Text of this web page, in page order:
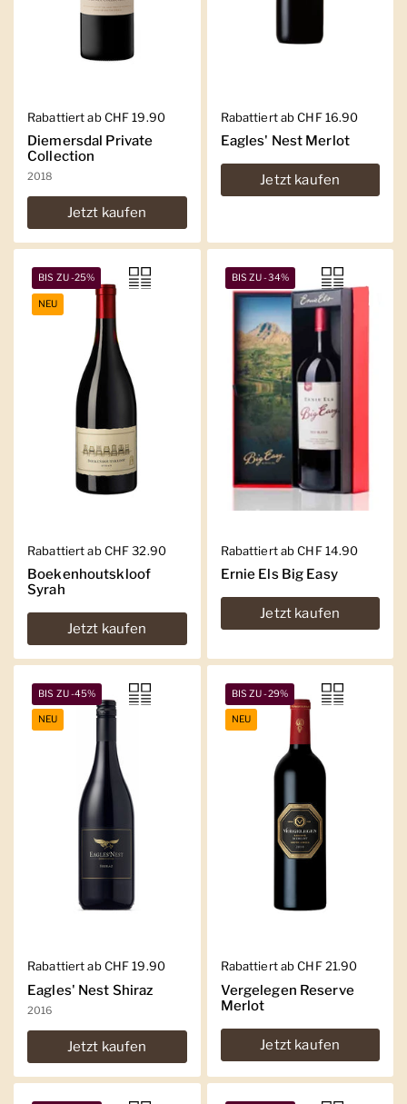
Regulärer Preis
Rabattiert ab CHF 19.90
Diemersdal Private
Collection
2018
Jetzt kaufen
Regulärer Preis
Rabattiert ab CHF 16.90
Eagles' Nest Merlot
Jetzt kaufen
Regulärer Preis
Rabattiert ab CHF 32.90
Boekenhoutskloof
Syrah
Jetzt kaufen
BIS ZU -25%
NEU
Regulärer Preis
Rabattiert ab CHF 14.90
Ernie Els Big Easy
Jetzt kaufen
BIS ZU -34%
Regulärer Preis
Rabattiert ab CHF 19.90
Eagles' Nest Shiraz
2016
Jetzt kaufen
BIS ZU -45%
NEU
Regulärer Preis
Rabattiert ab CHF 21.90
Vergelegen Reserve
Merlot
Jetzt kaufen
BIS ZU -29%
NEU